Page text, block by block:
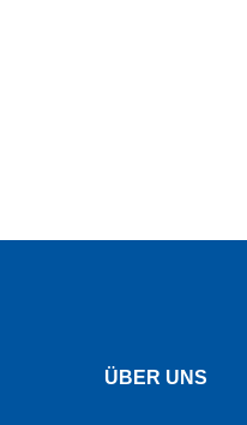
ÜBER UNS